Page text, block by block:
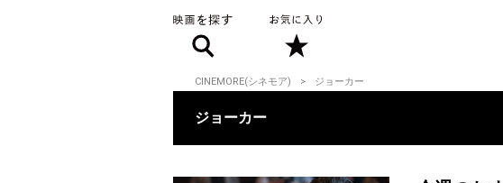
CINEMORE(シネモア) ジョーカー
ジョーカー